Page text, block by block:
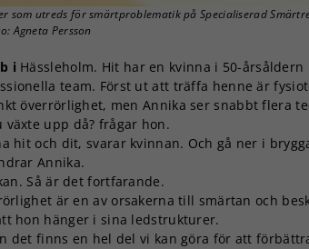
som utreds för smärtproblematik på Specialiserad
Agneta Persson
i Hässleholm. Hit har en kvinna i 50-
team. Först ut att träffa henne är
överrörlighet, men Annika ser snabbt flera
upp då? frågar hon.
hit och dit, svarar kvinnan. Och gå ner i
Annika.
Så är det fortfarande.
är en av orsakerna till smärtan och
hon hänger i sina ledstrukturer.
det finns en hel del vi kan göra för att